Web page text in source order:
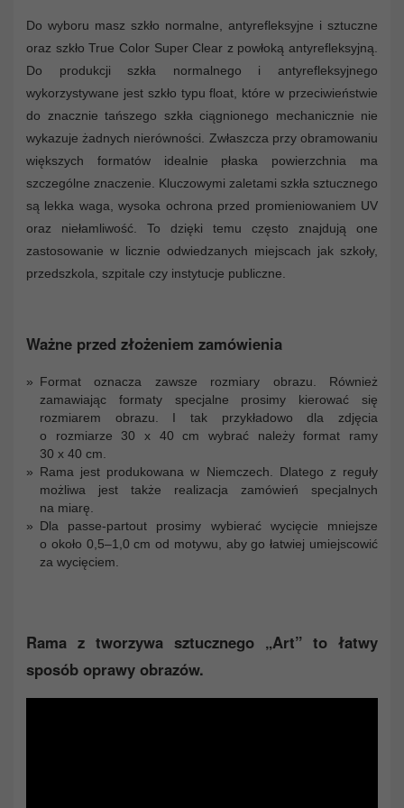
Do wyboru masz szkło normalne, antyrefleksyjne i sztuczne
oraz szkło True Color Super Clear z powłoką antyrefleksyjną.
Do produkcji szkła normalnego i antyrefleksyjnego
wykorzystywane jest szkło typu float, które w przeciwieństwie
do znacznie tańszego szkła ciągnionego mechanicznie nie
wykazuje żadnych nierówności. Zwłaszcza przy obramowaniu
większych formatów idealnie płaska powierzchnia ma
szczególne znaczenie. Kluczowymi zaletami szkła sztucznego
są lekka waga, wysoka ochrona przed promieniowaniem UV
oraz niełamliwość. To dzięki temu często znajdują one
zastosowanie w licznie odwiedzanych miejscach jak szkoły,
przedszkola, szpitale czy instytucje publiczne.
Ważne przed złożeniem zamówienia
Format oznacza zawsze rozmiary obrazu. Również
zamawiając formaty specjalne prosimy kierować się
rozmiarem obrazu. I tak przykładowo dla zdjęcia
o rozmiarze 30 x 40 cm wybrać należy format ramy
30 x 40 cm.
Rama jest produkowana w Niemczech. Dlatego z reguły
możliwa jest także realizacja zamówień specjalnych
na miarę.
Dla passe-partout prosimy wybierać wycięcie mniejsze
o około 0,5–1,0 cm od motywu, aby go łatwiej umiejscowić
za wycięciem.
Rama z tworzywa sztucznego „Art” to łatwy
sposób oprawy obrazów.